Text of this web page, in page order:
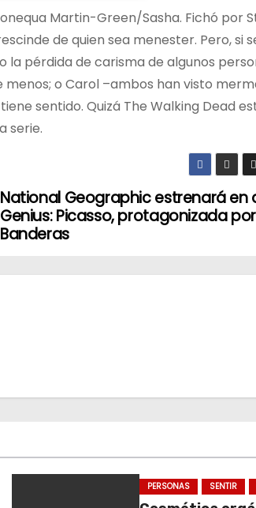
Martin-Green/Sasha. Fichó por
de quien sea menester. Pero, si
la pérdida de carisma de algunos
o Carol –ambos han visto
sentido. Quizá The Walking Dead
serie.
National Geographic estrenará en
Genius: Picasso, protagonizada
Banderas
PERSONAS SENTIR